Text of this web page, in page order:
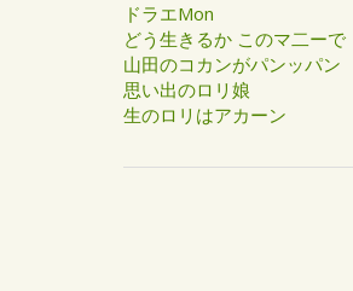
ドラエMon
どう生きるか このマ二ーで
山田のコカンがパンッパン
思い出のロリ娘
生のロリはアカーン